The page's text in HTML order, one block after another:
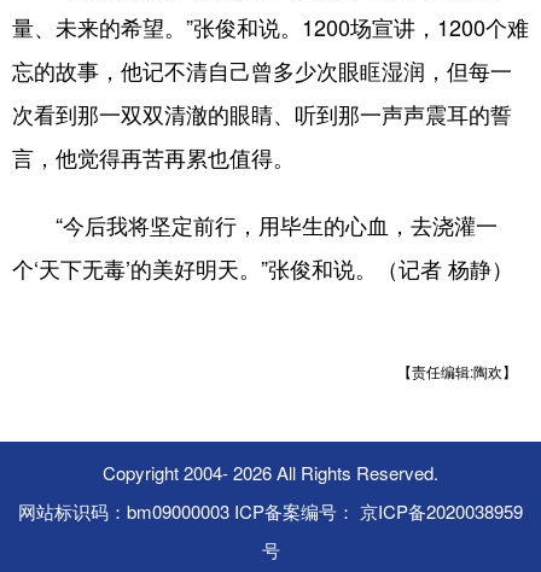
量、未来的希望。”张俊和说。1200场宣讲，1200个难
忘的故事，他记不清自己曾多少次眼眶湿润，但每一
次看到那一双双清澈的眼睛、听到那一声声震耳的誓
言，他觉得再苦再累也值得。
“今后我将坚定前行，用毕生的心血，去浇灌一
个‘天下无毒’的美好明天。”张俊和说。（记者 杨静）
【责任编辑:陶欢】
Copyright 2004-2026 All Rights Reserved.
网站标识码：bm09000003 ICP备案编号： 京ICP备2020038959
号